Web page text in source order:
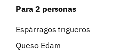
Para 2 personas
Espárragos trigueros
Queso Edam